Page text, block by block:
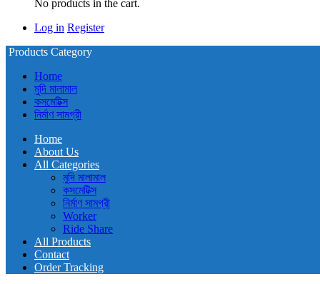
No products in the cart.
Log in Register
Products Category
Home
মুদি মালামাল
কসমেটিক্স
নির্মাণ সামগ্রী
Home
About Us
All Categories
মুদি মালামাল
কসমেটিক্স
নির্মাণ সামগ্রী
Worker
Ride Share
All Products
Contact
Order Tracking